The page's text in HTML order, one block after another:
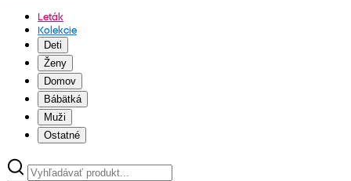
Leták
Kolekcie
Deti
Ženy
Domov
Bábätká
Muži
Ostatné